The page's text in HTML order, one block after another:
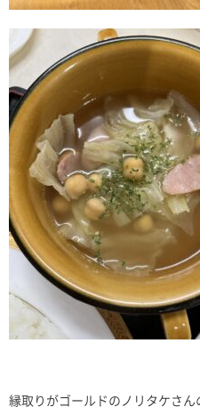
縁取りがゴールドのノリタケさ